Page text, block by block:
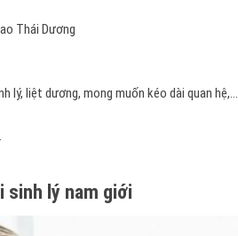
Thái Dương
lý, liệt dương, mong muốn kéo dài quan hệ,…
sinh lý nam giới